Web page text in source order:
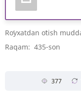
Roʻyxatdan oʻtish
Raqam: 435-son
377